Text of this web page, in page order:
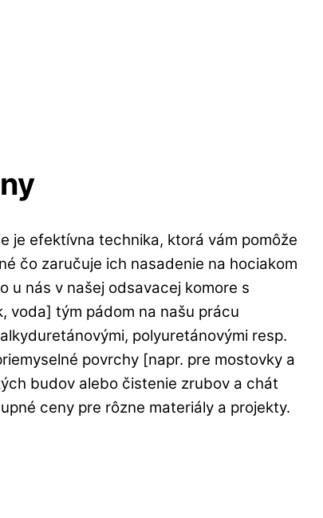
je efektívna technika, ktorá vám pomôže
čo zaručuje ich nasadenie na hociakom
u nás v našej odsavacej komore s
voda] tým pádom na našu prácu
polyuretánovými resp.
povrchy [napr. pre mostovky a
budov alebo čistenie zrubov a chát
ceny pre rôzne materiály a projekty.